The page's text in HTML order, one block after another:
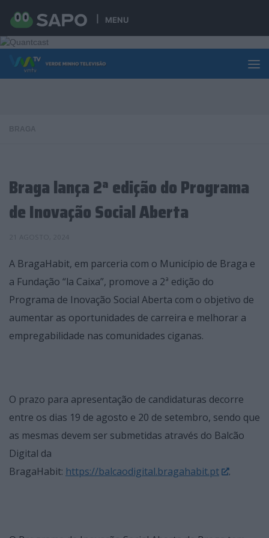
MENU
Skip to content
Braga lança 2ª edição do Programa
de Inovação Social Aberta
A BragaHabit, em parceria com o Município de Braga e
a Fundação “la Caixa”, promove a 2ª edição do
Programa de Inovação Social Aberta com o objetivo de
aumentar as oportunidades de carreira e melhorar a
empregabilidade nas comunidades ciganas.
O prazo para apresentação de candidaturas decorre
entre os dias 19 de agosto e 20 de setembro, sendo que
as mesmas devem ser submetidas através do Balcão
Digital da
BragaHabit: https://balcaodigital.bragahabit.pt .